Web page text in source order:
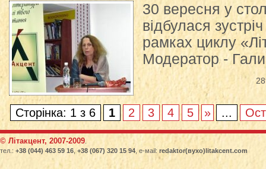
30 вересня у
відбулася
рамках циклу
Модератор -
Сторінка: 1 з 6 1 2 3 4 5 » ...
© Літакцент, 2007-2009
тел.: +38 (044) 463 59 16, +38 (067) 320 15 94, е-маіl: redaktor(вухо)litakcent.com